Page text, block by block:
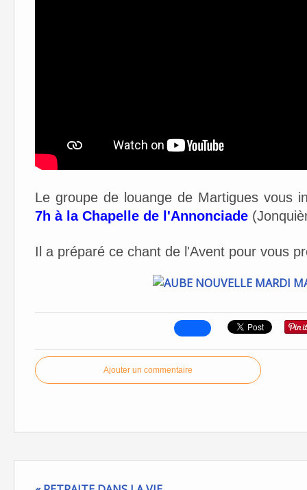
Le groupe de louange de Martigues vous
7h à la Chapelle de l'Annonciade
Il a préparé ce chant de l'Avent pour vous
Ajouter un commentaire